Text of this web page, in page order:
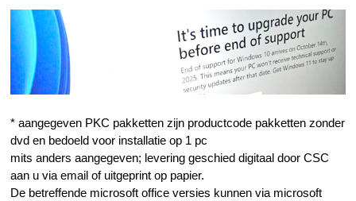
* aangegeven PKC pakketten zijn productcode pakketten zonder
dvd en bedoeld voor installatie op 1 pc
mits anders aangegeven; levering geschied digitaal door CSC
aan u via email of uitgeprint op papier.
De betreffende microsoft office versies kunnen via microsoft